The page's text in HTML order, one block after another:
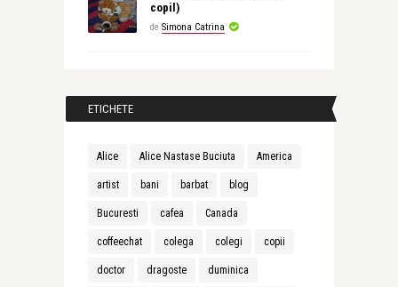
copil)
de Simona Catrina
ETICHETE
Alice Alice Nastase Buciuta America
artist bani barbat blog
Bucuresti cafea Canada
coffeechat colega colegi copii
doctor dragoste duminica